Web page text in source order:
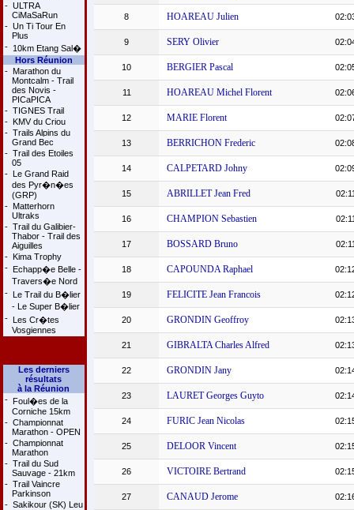
- ULTRA
CiMaSaRun
- Un Ti Tour En
Plus
- 10km Etang Sal�
Hors Réunion
- Marathon du
Montcalm - Trail
des Novis -
PICaPICA
- TIGNES Trail
- KMV du Criou
- Trails Alpins du
Grand Bec
- Trail des Etoiles
05
- Le Grand Raid
des Pyr�n�es
(GRP)
- Matterhorn
Ultraks
- Trail du Galibier-
Thabor - Trail des
Aiguilles
- Kima Trophy
- Echapp�e Belle -
Travers�e Nord
- Le Trail du B�lier
- Le Super B�lier
- Les Cr�tes
Vosgiennes
Les derniers
résultats
à la Réunion
- Foul�es de la
Corniche 15km
- Championnat
Marathon - OPEN
- Championnat
Marathon
- Trail du Sud
Sauvage - 21km
- Trail Vaincre
Parkinson
- Sakikour (SK) Leu
8 HOAREAU Julien
9 SERY Olivier
10 BERGIER Pascal
11 HOAREAU Michel Florent
12 MARIE Florent
13 BERRICHON Frederic
14 CALPETARD Johny
15 ABRILLET Jean Fred
16 CHAMPION Sebastien
17 BOSSARD Bruno
18 CAPOUNDA Raphael
19 FELICITE Jean Francois
20 GRONDIN Geoffroy
21 GIBRALTA Charles Alfred
22 GRONDIN Jany
23 LAURET Georges Guyto
24 FURIC Jean Nicolas
25 DELOOR Vincent
26 VICTOIRE Bertrand
27 CANAUD Jerome